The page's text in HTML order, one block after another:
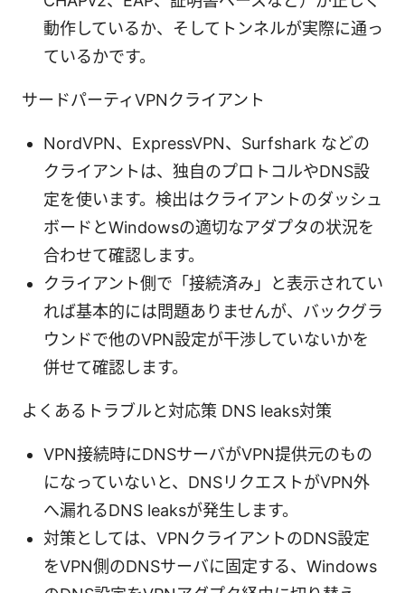
動作しているか、そしてトンネルが実際に通っ
ているかです。
サードパーティVPNクライアント
NordVPN、ExpressVPN、Surfshark などの
クライアントは、独自のプロトコルやDNS設
定を使います。検出はクライアントのダッシュ
ボードとWindowsの適切なアダプタの状況を
合わせて確認します。
クライアント側で「接続済み」と表示されてい
れば基本的には問題ありませんが、バックグラ
ウンドで他のVPN設定が干渉していないかを
併せて確認します。
よくあるトラブルと対応策 DNS leaks対策
VPN接続時にDNSサーバがVPN提供元のもの
になっていないと、DNSリクエストがVPN外
へ漏れるDNS leaksが発生します。
対策としては、VPNクライアントのDNS設定
をVPN側のDNSサーバに固定する、Windows